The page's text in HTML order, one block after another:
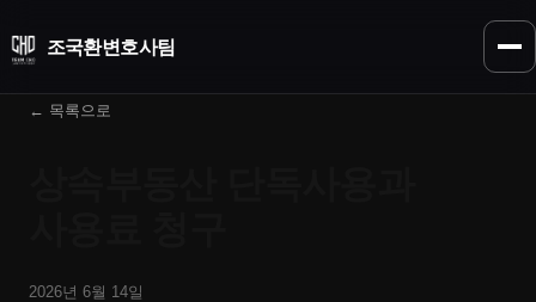
조국환변호사팀
← 목록으로
2026년 6월 14일